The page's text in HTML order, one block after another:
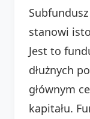
Subfundusz
stanowi
Jest to
dłużnych
głównym
kapitału.